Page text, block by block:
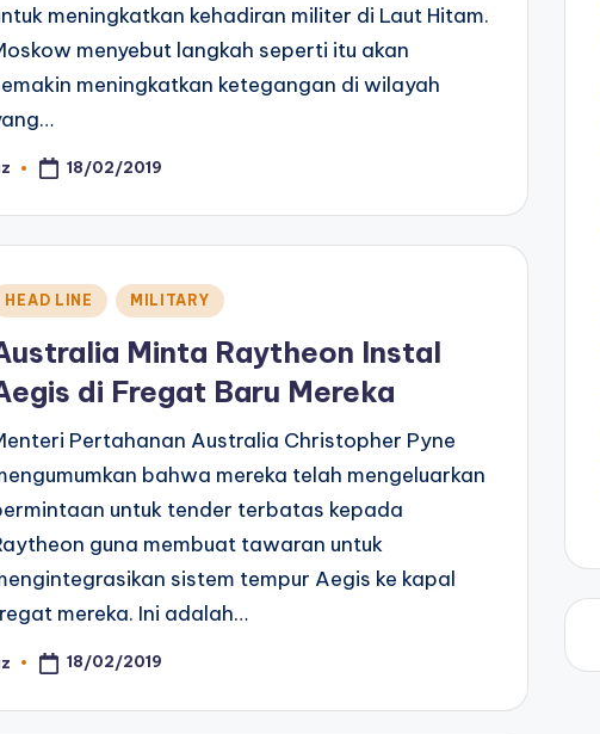
meningkatkan kehadiran militer di Laut Hitam.
menyebut langkah seperti itu akan
meningkatkan ketegangan di wilayah
18/02/2019
HEAD LINE MILITARY
Minta Raytheon Instal
di Fregat Baru Mereka
Pertahanan Australia Christopher Pyne
bahwa mereka telah mengeluarkan
untuk tender terbatas kepada
guna membuat tawaran untuk
sistem tempur Aegis ke kapal
mereka. Ini adalah…
18/02/2019